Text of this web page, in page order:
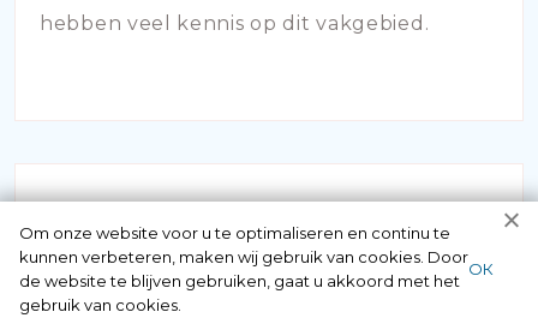
hebben veel kennis op dit vakgebied.
SLOT KAPOT
Om onze website voor u te optimaliseren en continu te
kunnen verbeteren, maken wij gebruik van cookies. Door
de website te blijven gebruiken, gaat u akkoord met het
gebruik van cookies.
ОК